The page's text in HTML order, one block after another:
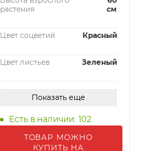
растения
см
Цвет соцветий Красный
Цвет листьев Зеленый
Показать еще
Есть в наличии: 102
ТОВАР МОЖНО
КУПИТЬ НА